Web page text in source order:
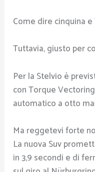
Come dire cinquina
Tuttavia, giusto per
Per la Stelvio è
con Torque
automatico a otto
Ma reggetevi forte
La nuova Suv
in 3,9 secondi e di